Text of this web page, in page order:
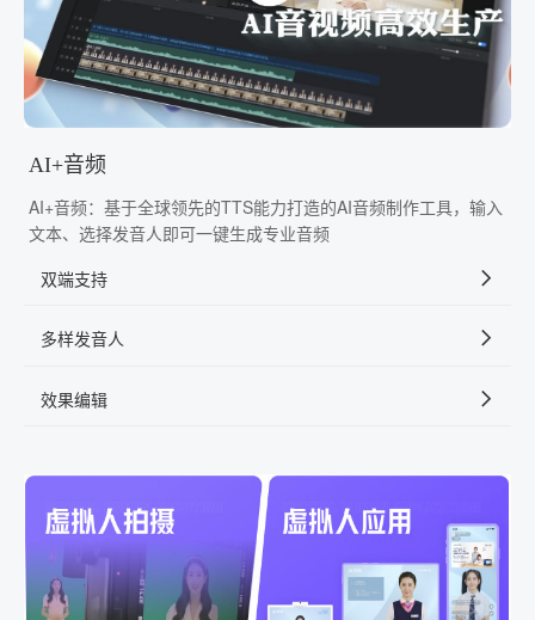
AI+音频
AI+音频：基于全球领先的TTS能力打造的AI音频制作工具，输入
文本、选择发音人即可一键生成专业音频
双端支持
多样发音人
效果编辑